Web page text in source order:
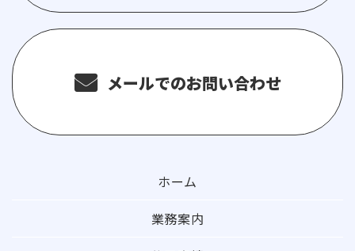
メールでのお問い合わせ
ホーム
業務案内